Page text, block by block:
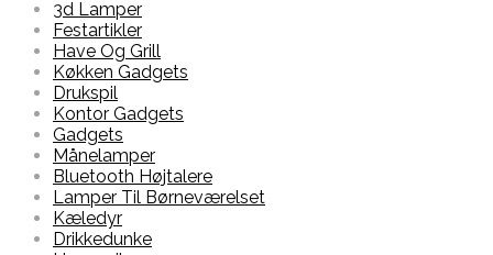
3d Lamper
Festartikler
Have Og Grill
Køkken Gadgets
Drukspil
Kontor Gadgets
Gadgets
Månelamper
Bluetooth Højtalere
Lamper Til Børneværelset
Kæledyr
Drikkedunke